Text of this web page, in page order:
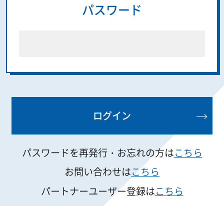
パスワード
パスワードを再発行・お忘れの方はこちら
お問い合わせはこちら
パートナーユーザー登録はこちら